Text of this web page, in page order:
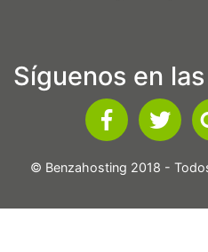
Síguenos en
© Benzahosting 2018 -